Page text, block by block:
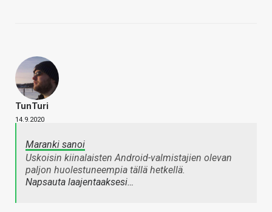
TunTuri
14.9.2020
Maranki sanoi
Uskoisin kiinalaisten Android-valmistajien olevan
paljon huolestuneempia tällä hetkellä.
Napsauta laajentaaksesi…